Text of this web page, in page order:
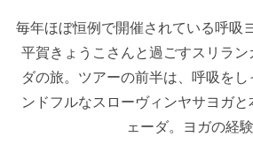
毎年ほぼ恒例で開催されている呼吸
平賀きょうこさんと過ごすスリラ
ダの旅。ツアーの前半は、呼吸をし
ンドフルなスローヴィンヤサヨガ
ェーダ。ヨガの経